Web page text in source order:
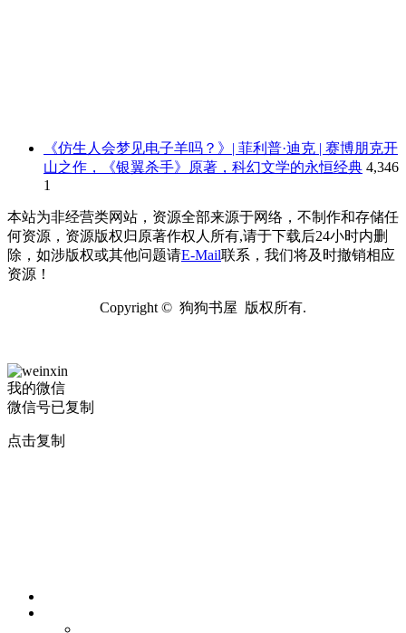
《仿生人会梦见电子羊吗？》| 菲利普·迪克 | 赛博朋克开
山之作，《银翼杀手》原著，科幻文学的永恒经典 4,346
1
本站为非经营类网站，资源全部来源于网络，不制作和存储任
何资源，资源版权归原著作权人所有,请于下载后24小时内删
除，如涉版权或其他问题请E-Mail联系，我们将及时撤销相应
资源！
Copyright © 狗狗书屋 版权所有.
我的微信
微信号已复制
点击复制